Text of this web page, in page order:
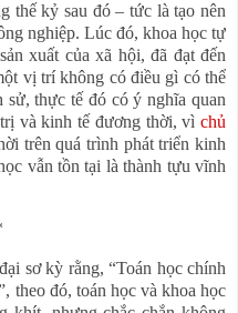
thế kỷ sau đó – tức là tạo nên
nghiệp. Lúc đó, khoa học tự
xuất của xã hội, đã đạt đến
vị trí không có điều gì có thể
sử, thực tế đó có ý nghĩa quan
và kinh tế đương thời, vì chủ
trên quá trình phát triển kinh
vẫn tồn tại là thành tựu vĩnh
sơ kỳ rằng, “Toán học chính
theo đó, toán học và khoa học